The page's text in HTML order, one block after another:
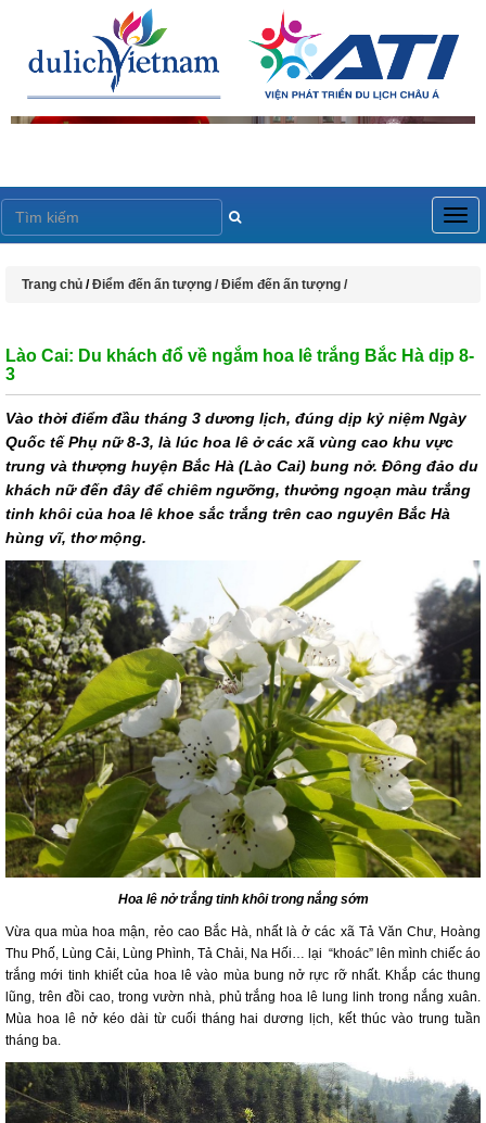
Trang chủ /Điểm đến ấn tượng /Điểm đến ấn tượng /
Lào Cai: Du khách đổ về ngắm hoa lê trắng Bắc Hà dịp 8-
3
Vào thời điểm đầu tháng 3 dương lịch, đúng dịp kỷ niệm Ngày
Quốc tế Phụ nữ 8-3, là lúc hoa lê ở các xã vùng cao khu vực
trung và thượng huyện Bắc Hà (Lào Cai) bung nở. Đông đảo du
khách nữ đến đây để chiêm ngưỡng, thưởng ngoạn màu trắng
tinh khôi của hoa lê khoe sắc trắng trên cao nguyên Bắc Hà
hùng vĩ, thơ mộng.
Hoa lê nở trắng tinh khôi trong nắng sớm
Vừa qua mùa hoa mận, rẻo cao Bắc Hà, nhất là ở các xã Tả Văn Chư, Hoàng
Thu Phố, Lùng Cải, Lùng Phình, Tả Chải, Na Hối… lại “khoác” lên mình chiếc áo
trắng mới tinh khiết của hoa lê vào mùa bung nở rực rỡ nhất. Khắp các thung
lũng, trên đồi cao, trong vườn nhà, phủ trắng hoa lê lung linh trong nắng xuân.
Mùa hoa lê nở kéo dài từ cuối tháng hai dương lịch, kết thúc vào trung tuần
tháng ba.